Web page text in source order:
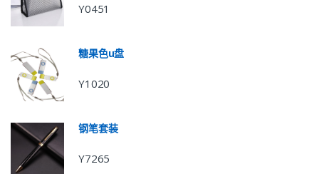
Y0451
糖果色u盘
Y1020
钢笔套装
Y7265